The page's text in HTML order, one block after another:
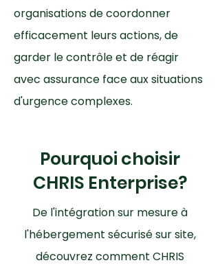
organisations de coordonner
efficacement leurs actions, de
garder le contrôle et de réagir
avec assurance face aux situations
d'urgence complexes.
Pourquoi choisir
CHRIS Enterprise?
De l'intégration sur mesure à
l'hébergement sécurisé sur site,
découvrez comment CHRIS